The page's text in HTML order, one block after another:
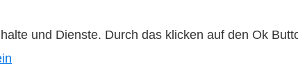
und Dienste. Durch das klicken auf den Ok